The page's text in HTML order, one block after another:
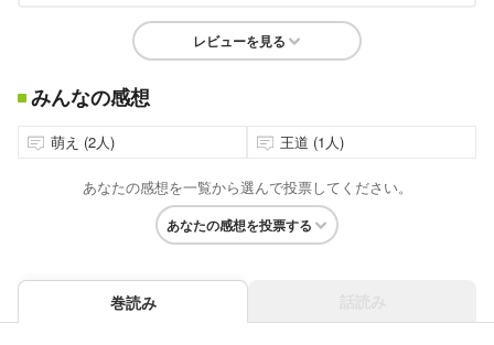
レビューを見る
みんなの感想
萌え (2人) 王道 (1人)
あなたの感想を一覧から選んで投票してください。
あなたの感想を投票する
巻読み